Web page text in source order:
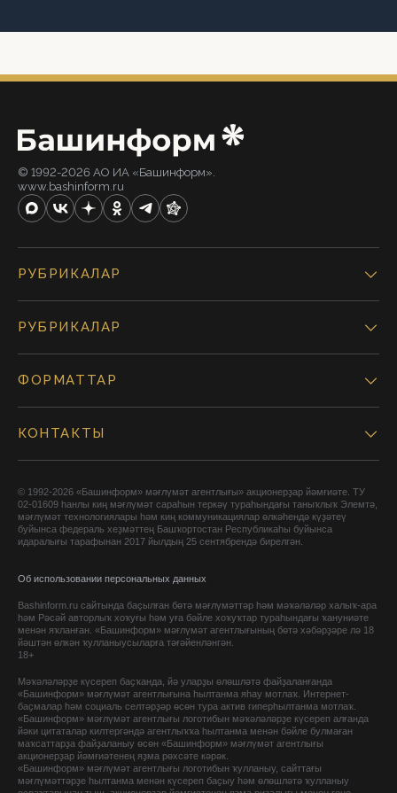
© 1992-2026 АО ИА «Башинформ».
www.bashinform.ru
РУБРИКАЛАР
РУБРИКАЛАР
ФОРМАТТАР
КОНТАКТЫ
© 1992-2026 «Башинформ» мәғлүмәт агентлығы» акционерҙар йәмғиәте. ТУ
02-01609 һанлы киң мәғлүмәт сараһын теркәү тураһындағы таныҡлыҡ Элемтә,
мәғлүмәт технологиялары һәм киң коммуникациялар өлкәһендә күҙәтеү
буйынса федераль хеҙмәттең Башҡортостан Республикаһы буйынса
идаралығы тарафынан 2017 йылдың 25 сентябрендә бирелгән.
Об использовании персональных данных
Bashinform.ru сайтында баҫылған бөтә мәғлүмәттәр һәм мәҡәләләр халыҡ-ара
һәм Рәсәй авторлыҡ хоҡуғы һәм уға бәйле хоҡуҡтар тураһындағы ҡануниәте
менән яҡланған. «Башинформ» мәғлүмәт агентлығының бөтә хәбәрҙәре лә 18
йәштән өлкән ҡулланыусыларға тәғәйенләнгән.
18+
Мәҡәләләрҙе күсереп баҫҡанда, йә уларҙы өлөшләтә файҙаланғанда
«Башинформ» мәғлүмәт агентлығына һылтанма яһау мотлаҡ. Интернет-
баҫмалар һәм социаль селтәрҙәр өсөн тура актив гиперһылтанма мотлаҡ.
«Башинформ» мәғлүмәт агентлығы логотибын мәҡәләләрҙе күсереп алғанда
йәки цитаталар килтергәндә агентлыҡҡа һылтанма менән бәйле булмаған
маҡсаттарҙа файҙаланыу өсөн «Башинформ» мәғлүмәт агентлығы
акционерҙар йәмғиәтенең яҙма рөхсәте кәрәк.
«Башинформ» мәғлүмәт агентлығы логотибын ҡулланыу, сайттағы
мәғлүмәттәрҙе һылтанма менән күсереп баҫыу һәм өлөшләтә ҡулланыу